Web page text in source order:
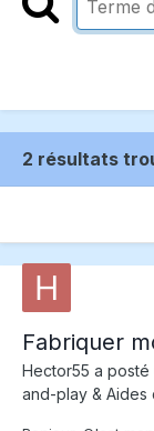
2 résultats
Fabriquer
Hector55 a posté
and-play & Aides